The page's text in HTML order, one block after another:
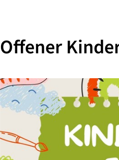
Offener